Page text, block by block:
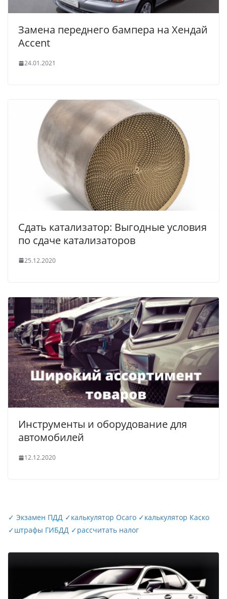
Замена переднего бампера на Хендай
Accent
24.01.2021
Сдать катализатор: Выгодные условия
по сдаче катализаторов
25.12.2020
Инструменты и оборудование для
автомобилей
12.12.2020
✓ Экзамен ПДД ✓калькулятор Осаго ✓калькулятор Каско
✓штрафы ГИБДД ✓рассчитать налог